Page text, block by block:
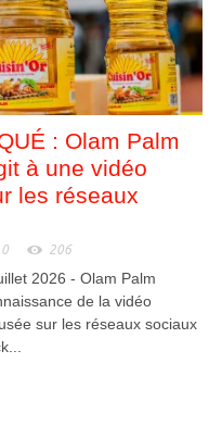
: Olam Palm
à une vidéo
les réseaux
0 206
2026 - Olam Palm
de la vidéo
sur les réseaux sociaux